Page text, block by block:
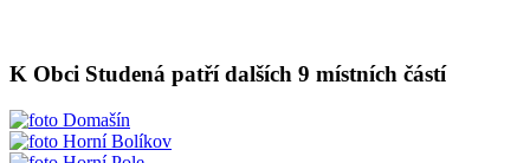
K Obci Studená patří dalších 9 místních částí
Domašín
Horní Bolíkov